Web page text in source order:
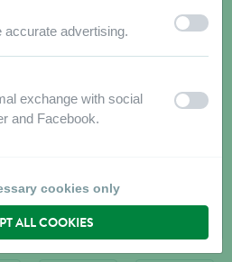
accurate advertising. off on
exchange with social
and Facebook.
off on
cookies only
ALL COOKIES